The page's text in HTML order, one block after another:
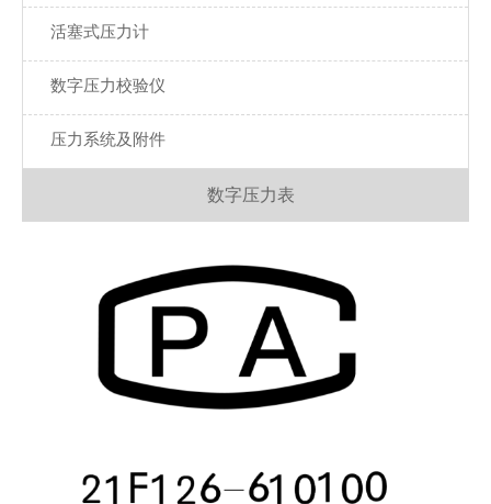
活塞式压力计
数字压力校验仪
压力系统及附件
数字压力表